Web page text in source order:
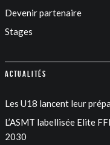
Devenir partenaire
Stages
Actualités
Les U18 lancent leur
L’ASMT labellisée Elite
2030